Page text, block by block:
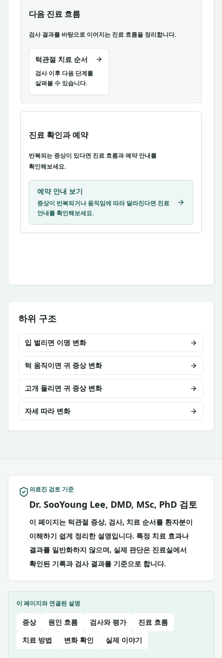
다음 진료 흐름
검사 결과를 바탕으로 이어지는 진료 흐름을 정리합니다.
턱관절 치료 순서
검사 이후 다음 단계를
살펴볼 수 있습니다.
진료 확인과 예약
반복되는 증상이 있다면 진료 흐름과 예약 안내를
확인해보세요.
예약 안내 보기
증상이 반복되거나 움직임에 따라 달라진다면 진료
안내를 확인해보세요.
하위 구조
입 벌리면 이명 변화
턱 움직이면 귀 증상 변화
고개 돌리면 귀 증상 변화
자세 따라 변화
의료진 검토 기준
Dr. SooYoung Lee, DMD, MSc, PhD 검토
이 페이지는 턱관절 증상, 검사, 치료 순서를 환자분이
이해하기 쉽게 정리한 설명입니다. 특정 치료 효과나
결과를 일반화하지 않으며, 실제 판단은 진료실에서
확인된 기록과 검사 결과를 기준으로 합니다.
이 페이지와 연결된 설명
증상 원인 흐름 검사와 평가
진료 흐름
치료 방법
변화 확인 실제 이야기